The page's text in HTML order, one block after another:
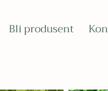
Bli produsent